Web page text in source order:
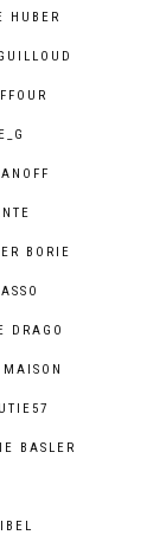
HUBER
BORIE
DRAGO
BASLER